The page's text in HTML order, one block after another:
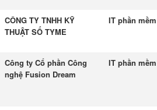
CÔNG TY TNHH KỸ
THUẬT SỐ TYME
IT phần mềm
Công ty Cổ phần Công
nghệ Fusion Dream
IT phần mềm